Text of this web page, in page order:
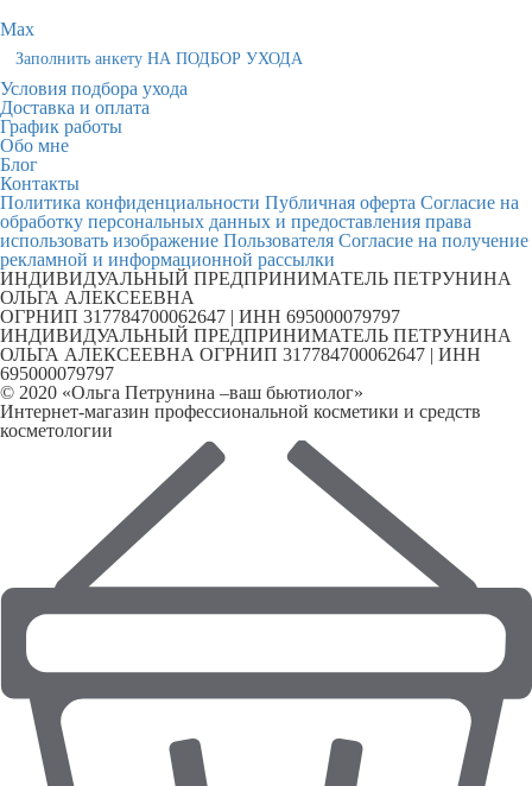
Max
Заполнить анкету НА ПОДБОР УХОДА
Условия подбора ухода
Доставка и оплата
График работы
Обо мне
Блог
Контакты
Политика конфиденциальности Публичная оферта Согласие на
обработку персональных данных и предоставления права
использовать изображение Пользователя Согласие на получение
рекламной и информационной рассылки
ИНДИВИДУАЛЬНЫЙ ПРЕДПРИНИМАТЕЛЬ ПЕТРУНИНА
ОЛЬГА АЛЕКСЕЕВНА
ОГРНИП 317784700062647 | ИНН 695000079797
ИНДИВИДУАЛЬНЫЙ ПРЕДПРИНИМАТЕЛЬ ПЕТРУНИНА
ОЛЬГА АЛЕКСЕЕВНА ОГРНИП 317784700062647 | ИНН
695000079797
© 2020 «Ольга Петрунина –ваш бьютиолог»
Интернет-магазин профессиональной косметики и средств
косметологии